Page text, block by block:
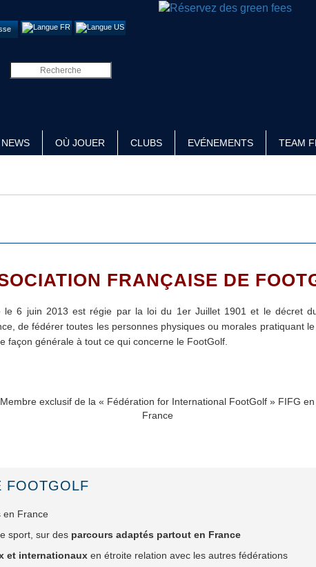
NEWS OÙ JOUER CLUBS EVÉNEMENTS TEAM
FRANÇAISE DE
le 6 juin 2013 est régie par la loi du 1er Juillet 1901 et le décret
de fédérer toutes les personnes physiques ou morales pratiquant
façon générale à tout ce qui concerne le FootGolf.
Membre exclusif de la « Fédération for International FootGolf » FIFG en
France
FOOTGOLF
en France
sport, sur des parcours adaptés partout en France
et internationaux en étroite relation avec les autres fédérations